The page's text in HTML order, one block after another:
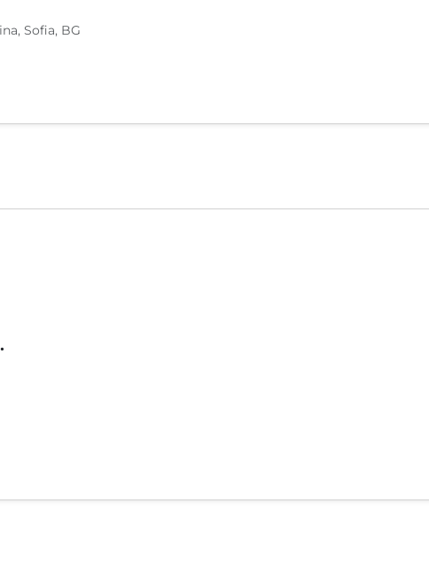
Sofia, BG
Varvara